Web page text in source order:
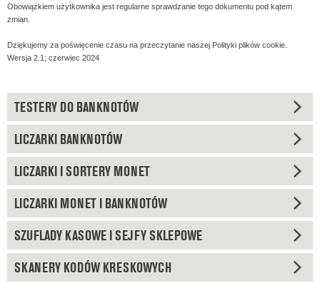
Obowiązkiem użytkownika jest regularne sprawdzanie tego dokumentu pod kątem
zmian.
Dziękujemy za poświęcenie czasu na przeczytanie naszej Polityki plików cookie.
Wersja 2.1; czerwiec 2024
TESTERY DO BANKNOTÓW
LICZARKI BANKNOTÓW
LICZARKI I SORTERY MONET
LICZARKI MONET I BANKNOTÓW
SZUFLADY KASOWE I SEJFY SKLEPOWE
SKANERY KODÓW KRESKOWYCH